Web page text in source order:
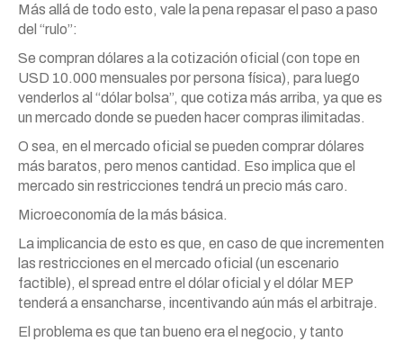
Más allá de todo esto, vale la pena repasar el paso a paso
del “rulo”:
Se compran dólares a la cotización oficial (con tope en
USD 10.000 mensuales por persona física), para luego
venderlos al “dólar bolsa”, que cotiza más arriba, ya que es
un mercado donde se pueden hacer compras ilimitadas.
O sea, en el mercado oficial se pueden comprar dólares
más baratos, pero menos cantidad. Eso implica que el
mercado sin restricciones tendrá un precio más caro.
Microeconomía de la más básica.
La implicancia de esto es que, en caso de que incrementen
las restricciones en el mercado oficial (un escenario
factible), el spread entre el dólar oficial y el dólar MEP
tenderá a ensancharse, incentivando aún más el arbitraje.
El problema es que tan bueno era el negocio, y tanto